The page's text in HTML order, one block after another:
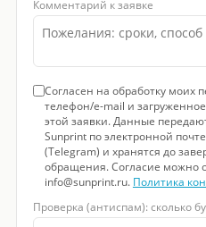
Комментарий к заявке
Согласен на обработку моих
телефон/e-mail и
этой заявки. Данные
Sunprint по электронной
(Telegram) и хранятся до
обращения. Согласие можно
info@sunprint.ru. Политика
Проверка (антиспам): сколько